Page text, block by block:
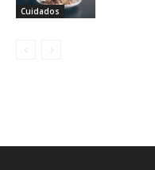
Cuidados